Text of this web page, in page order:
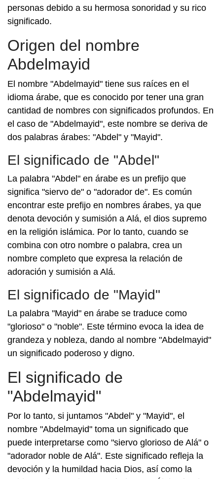
personas debido a su hermosa sonoridad y su rico
significado.
Origen del nombre
Abdelmayid
El nombre "Abdelmayid" tiene sus raíces en el
idioma árabe, que es conocido por tener una gran
cantidad de nombres con significados profundos. En
el caso de "Abdelmayid", este nombre se deriva de
dos palabras árabes: "Abdel" y "Mayid".
El significado de "Abdel"
La palabra "Abdel" en árabe es un prefijo que
significa "siervo de" o "adorador de". Es común
encontrar este prefijo en nombres árabes, ya que
denota devoción y sumisión a Alá, el dios supremo
en la religión islámica. Por lo tanto, cuando se
combina con otro nombre o palabra, crea un
nombre completo que expresa la relación de
adoración y sumisión a Alá.
El significado de "Mayid"
La palabra "Mayid" en árabe se traduce como
"glorioso" o "noble". Este término evoca la idea de
grandeza y nobleza, dando al nombre "Abdelmayid"
un significado poderoso y digno.
El significado de
"Abdelmayid"
Por lo tanto, si juntamos "Abdel" y "Mayid", el
nombre "Abdelmayid" toma un significado que
puede interpretarse como "siervo glorioso de Alá" o
"adorador noble de Alá". Este significado refleja la
devoción y la humildad hacia Dios, así como la